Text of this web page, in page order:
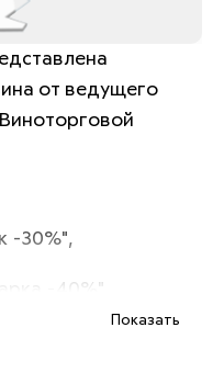
от ведущего
-30%",
-40%".
Показать